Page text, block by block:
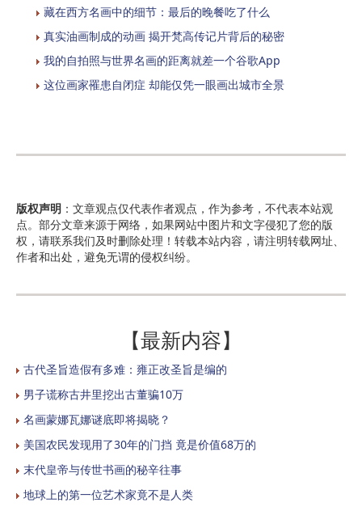
藏在西方名画中的细节：最后的晚餐吃了什么
真实油画制成的动画 揭开梵高传记片背后的秘密
我的自拍照与世界名画的距离就差一个谷歌App
这位画家罹患自闭症 却能仅凭一眼画出城市全景
版权声明 ：文章观点仅代表作者观点，作为参考，不代表本站观
点。部分文章来源于网络，如果网站中图片和文字侵犯了您的版
权，请联系我们及时删除处理！转载本站内容，请注明转载网址、
作者和出处，避免无谓的侵权纠纷。
【最新内容】
古代圣旨造假有多难：雍正改圣旨是编的
男子谎称古井里挖出古董骗10万
名画蒙娜瓦娜谜底即将揭晓？
美国农民发现用了30年的门挡 竟是价值68万的
末代皇帝与传世书画的秘辛往事
地球上的第一位艺术家竟不是人类